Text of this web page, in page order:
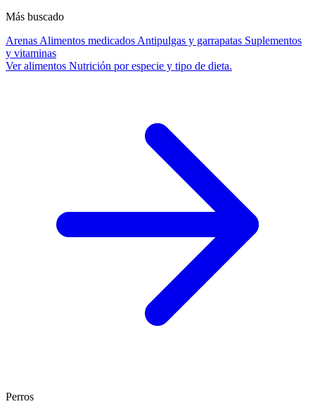
Más buscado
Arenas Alimentos medicados Antipulgas y garrapatas Suplementos
y vitaminas
Ver alimentos Nutrición por especie y tipo de dieta.
Perros